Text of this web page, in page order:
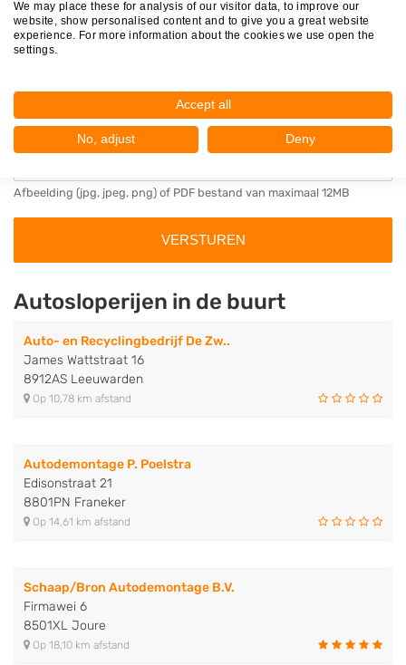
u vriendelijk om bewijs, bijvoorbeeld een factuur, bij te voegen of
temailen. Dit bewijs gebruiken wij om de echtheid van uw review
en onzedisclaimer
Afbeelding (jpg, jpeg, png) of PDF bestand van maximaal 12MB
Autosloperijen in de buurt
Auto- en Recyclingbedrijf De Zw..
James Wattstraat 16
8912AS Leeuwarden
Op 10,78 km afstand
Autodemontage P. Poelstra
Edisonstraat 21
8801PN Franeker
Op 14,61 km afstand
Schaap/Bron Autodemontage B.V.
Firmawei 6
8501XL Joure
Op 18,10 km afstand
We may place these for analysis of our visitor data, to improve our
website, show personalised content and to give you a great website
experience. For more information about the cookies we use open the
settings.
Accept all
No, adjust Deny